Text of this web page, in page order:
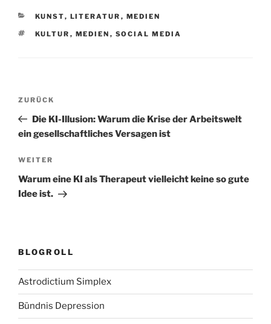
KATEGORIEN
KUNST, LITERATUR , MEDIEN
SCHLAGWÖRTER
KULTUR , MEDIEN , SOCIAL MEDIA
Beitragsnavigation
Vorheriger
Beitrag
ZURÜCK
Die KI-Illusion: Warum die Krise der Arbeitswelt
ein gesellschaftliches Versagen ist
Nächster
Beitrag
WEITER
Warum eine KI als Therapeut vielleicht keine so gute
Idee ist.
BLOGROLL
Astrodictium Simplex
Bündnis Depression